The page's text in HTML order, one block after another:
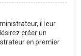
il leur
créer un
en premier